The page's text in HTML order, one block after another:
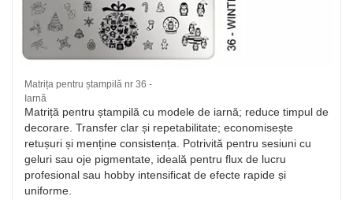
Matrița pentru ștampilă nr 36 -
Iarnă
Matriță pentru ștampilă cu modele de iarnă; reduce timpul de
decorare. Transfer clar și repetabilitate; economisește
retușuri și menține consistența. Potrivită pentru sesiuni cu
geluri sau oje pigmentate, ideală pentru flux de lucru
profesional sau hobby intensificat de efecte rapide și
uniforme.